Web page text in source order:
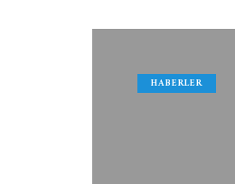
HABERLER